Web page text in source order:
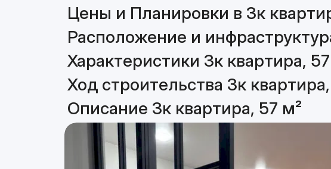
Цены и Планировки в 3к
Расположение и
Характеристики 3к квартира,
Ход строительства 3к
Описание 3к квартира, 57 м²